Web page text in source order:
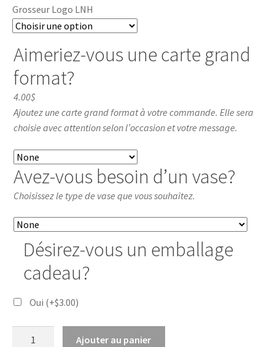
Grosseur Logo LNH
Aimeriez-vous une carte grand
format?
4.00$
Ajoutez une carte grand format à votre commande. Elle sera
choisie avec attention selon l’occasion et votre message.
Avez-vous besoin d’un vase?
Choisissez le type de vase que vous souhaitez.
Désirez-vous un emballage
cadeau?
Oui (+$3.00)
Ajouter au panier